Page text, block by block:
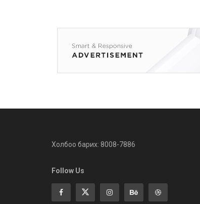
Холбоо барих: 8008-7886
Follow Us